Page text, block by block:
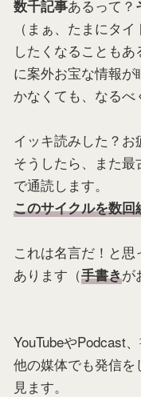
数千記事あるって？
（まぁ、たまにタ
したくなることも
に案外お宝な情報
かなくても、なるべ
イッキ読みした？お
そうしたら、また最
で通読します。
このサイクルを数回
これは名言だ！と思
あります（手書きが
YouTubeやPodcast
他の媒体でも発信を
見ます。